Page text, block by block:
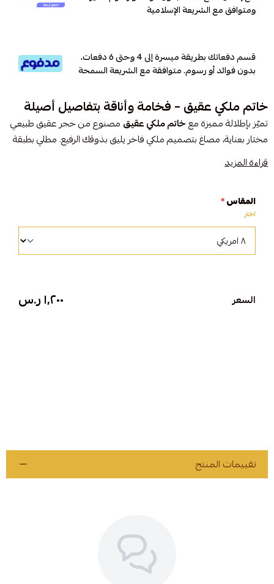
ومتوافق مع الشريعة الإسلامية
قسم دفعاتك بطريقة ميسرة إلى 4 وحتى 6 دفعات،
بدون فوائد أو رسوم. متوافقة مع الشريعة السمحة
خاتم ملكي عقيق – فخامة وأناقة بتفاصيل أصيلة
تميّز بإطلالة مميزة معخاتم ملكي عقيق مصنوع من حجر عقيق طبيعي
مختار بعناية، مصاغ بتصميم ملكي فاخر يليق بذوقك الرفيع. مطلي بطبقة
روديوم
إطلالتك اليومية أو المناسبات الخاصة.
المواصفات:
الكلمة المفتاحية:
الحجر: عقيق طبيعي أصلي
التصميم: ملكي فاخر بصياغة متقنة
قراءة المزيد
المقاس*
اختر
السعر ١٬٢٠٠ ر.س
تقييمات المنتج